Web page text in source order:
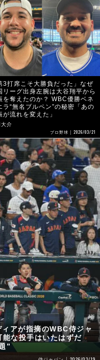
3打席こそ大勝負だった」なぜ
リーグ出身左腕は大谷翔平から
を奪えたのか？ WBC優勝ベネ
ラ“無名ブルペン”の秘密「あの
が流れを変えた」
介
プロ野球 2026/03/21
アが指摘のWBC侍ジャ
な投手はいたはずだ
”